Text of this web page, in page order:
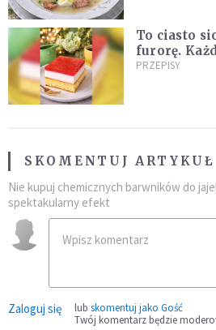
To ciasto
furorę.
PRZEPISY
SKOMENTUJ ARTYKUŁ
Nie kupuj chemicznych barwników do
spektakularny efekt
Zaloguj się lub skomentuj jako Gość
Twój komentarz będzie